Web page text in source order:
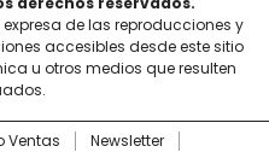
expresa de las reproducciones y
accesibles desde este sitio
u otros medios que resulten
Ventas
Newsletter